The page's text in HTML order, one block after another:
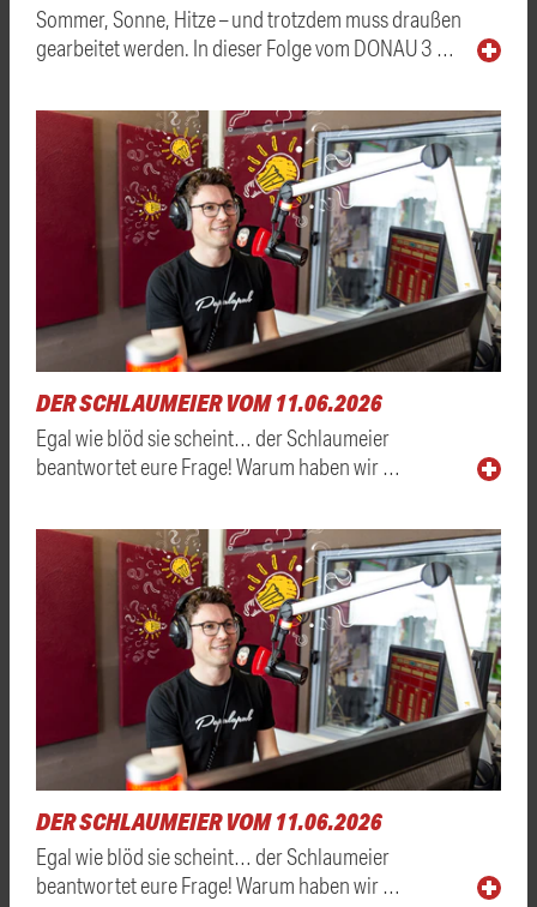
Sommer, Sonne, Hitze – und trotzdem muss draußen
gearbeitet werden. In dieser Folge vom DONAU 3 …
DER SCHLAUMEIER VOM 11.06.2026
Egal wie blöd sie scheint… der Schlaumeier
beantwortet eure Frage! Warum haben wir …
DER SCHLAUMEIER VOM 11.06.2026
Egal wie blöd sie scheint… der Schlaumeier
beantwortet eure Frage! Warum haben wir …